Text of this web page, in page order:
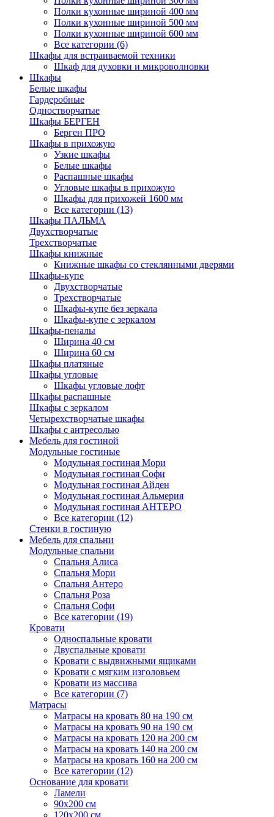
Полки кухонные шириной 400 мм
Полки кухонные шириной 500 мм
Полки кухонные шириной 600 мм
Все категории (6)
Шкафы для встраиваемой техники
Шкаф для духовки и микроволновки
Шкафы
Белые шкафы
Гардеробные
Одностворчатые
Шкафы БЕРГЕН
Берген ПРО
Шкафы в прихожую
Узкие шкафы
Белые шкафы
Распашные шкафы
Угловые шкафы в прихожую
Шкафы для прихожей 1600 мм
Все категории (13)
Шкафы ПАЛЬМА
Двухстворчатые
Трехстворчатые
Шкафы книжные
Книжные шкафы со стеклянными дверями
Шкафы-купе
Двухстворчатые
Трехстворчатые
Шкафы-купе без зеркала
Шкафы-купе с зеркалом
Шкафы-пеналы
Ширина 40 см
Ширина 60 см
Шкафы платяные
Шкафы угловые
Шкафы угловые лофт
Шкафы распашные
Шкафы с зеркалом
Четырехстворчатые шкафы
Шкафы с антресолью
Мебель для гостиной
Модульные гостиные
Модульная гостиная Мори
Модульная гостиная Софи
Модульная гостиная Айден
Модульная гостиная Альмерия
Модульная гостиная АНТЕРО
Все категории (12)
Стенки в гостиную
Мебель для спальни
Модульные спальни
Спальня Алиса
Спальня Мори
Спальня Антеро
Спальня Роза
Спальня Софи
Все категории (19)
Кровати
Односпальные кровати
Двуспальные кровати
Кровати с выдвижными ящиками
Кровати с мягким изголовьем
Кровати из массива
Все категории (7)
Матрасы
Матрасы на кровать 80 на 190 см
Матрасы на кровать 90 на 190 см
Матрасы на кровать 120 на 200 см
Матрасы на кровать 140 на 200 см
Матрасы на кровать 160 на 200 см
Все категории (12)
Основание для кровати
Ламели
90х200 см
120х200 см